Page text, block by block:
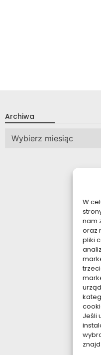
W
nam
oraz
pliki
Jeśli
Archiwa
Archiwa